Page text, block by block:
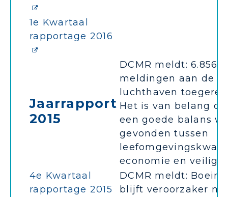
1e Kwartaal
rapportage 2016
Jaarrapport
2015
DCMR meldt: 6.856
meldingen aan de
luchthaven
Het is van belang
een goede balans
gevonden tussen
economie en
4e Kwartaal
rapportage 2015
DCMR meldt:
blijft veroorzaker